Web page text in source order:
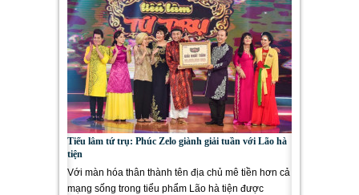
Tiếu lâm tứ trụ: Phúc Zelo giành giải tuần với Lão hà
tiện
Với màn hóa thân thành tên địa chủ mê tiền hơn cả
mạng sống trong tiểu phẩm Lão hà tiện được